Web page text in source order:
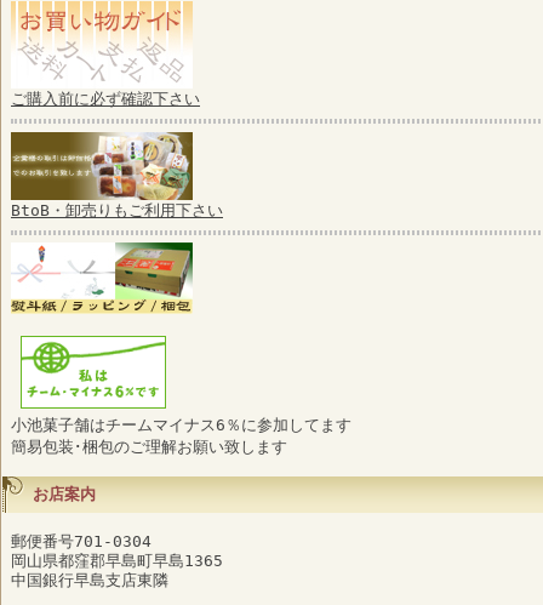
ご購入前に必ず確認下さい
BtoB・卸売りもご利用下さい
小池菓子舗はチームマイナス6％に参加してます
簡易包装･梱包のご理解お願い致します
お店案内
郵便番号701-0304
岡山県都窪郡早島町早島1365
中国銀行早島支店東隣